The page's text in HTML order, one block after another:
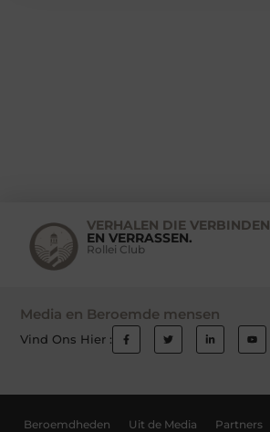
VERHALEN DIE VERBINDEN
EN VERRASSEN.
Rollei Club
Media en Beroemde mensen
Vind Ons Hier :
Beroemdheden Uit de Media Partners